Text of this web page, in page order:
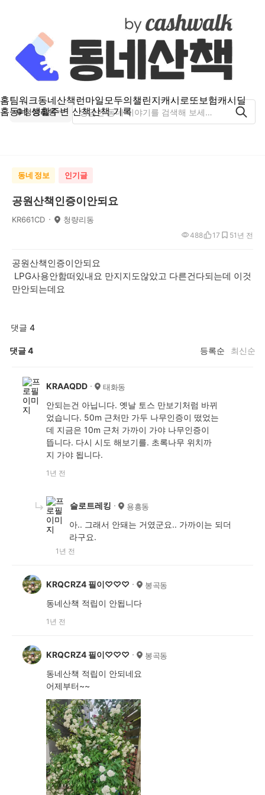
홈팀워크동네산책런마일모두의챌린지캐시로또보험캐시딜
홈동네 생활주변 산책산책 기록
청량리동
동네 정보 인기글
공원산책인증이안되요
KR661CD 청량리동
1년 전
488 17 5
공원산책인증이안되요
LPG사용안함떠있내요 만지지도않았고 다른건다되는데 이것
만안되는데요
댓글 4
댓글4 등록순 최신순
KRAAQDD 태화동
안되는건 아닙니다. 옛날 토스 만보기처럼 바뀌
었습니다. 50m 근처만 가두 나무인증이 떴었는
데 지금은 10m 근처 가까이 가야 나무인증이
뜹니다. 다시 시도 해보기를. 초록나무 위치까
지 가야 됩니다.
1년 전
슬로트레킹 용흥동
아.. 그래서 안돼는 거였군요.. 가까이는 되더
라구요.
1년 전
KRQCRZ4 필이♡♡♡ 봉곡동
동네산책 적립이 안됩니다
1년 전
KRQCRZ4 필이♡♡♡ 봉곡동
동네산책 적립이 안되네요
어제부터~~